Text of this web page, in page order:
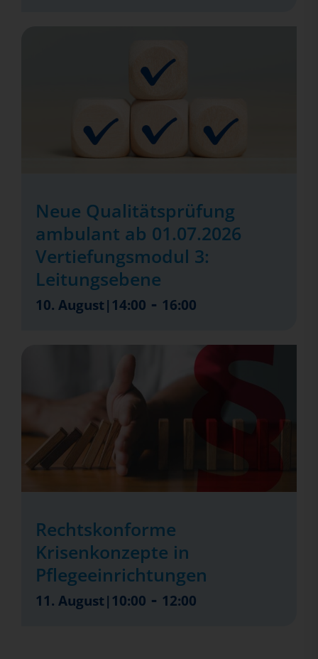
Neue Qualitätsprüfung
ambulant ab 01.07.2026
Vertiefungsmodul 3:
Leitungsebene
10. August|14:00 - 16:00
Rechtskonforme
Krisenkonzepte in
Pflegeeinrichtungen
11. August|10:00 - 12:00